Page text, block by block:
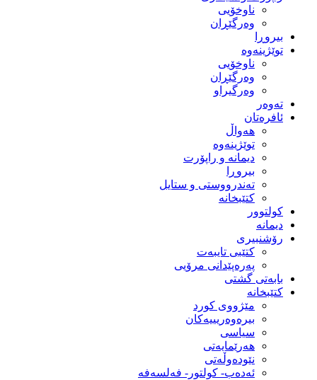
ناوخۆیی
وەرگێڕان
بیروڕا
توێژینەوە
ناوخۆیی
وەرگێڕان
وەرگیراو
تەوەر
ئافرەتان
هەواڵ
توێژینەوە
دیمانە و راپۆرت
بیروڕا
تەندرووستی و ستایل
کتێبخانە
کولتوور
دیمانە
رۆشنبیری
کتێبی تایبەت
پەرەپێدانی مرۆیی
بابەتی گشتی
کتێبخانە
مێژووى کورد
بیرەوەریییەکان
سیاسى
هەرێمایەتی
نێودەوڵەتی
ئەدەب- کولتور- فەلسەفە